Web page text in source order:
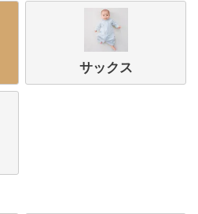
サックス